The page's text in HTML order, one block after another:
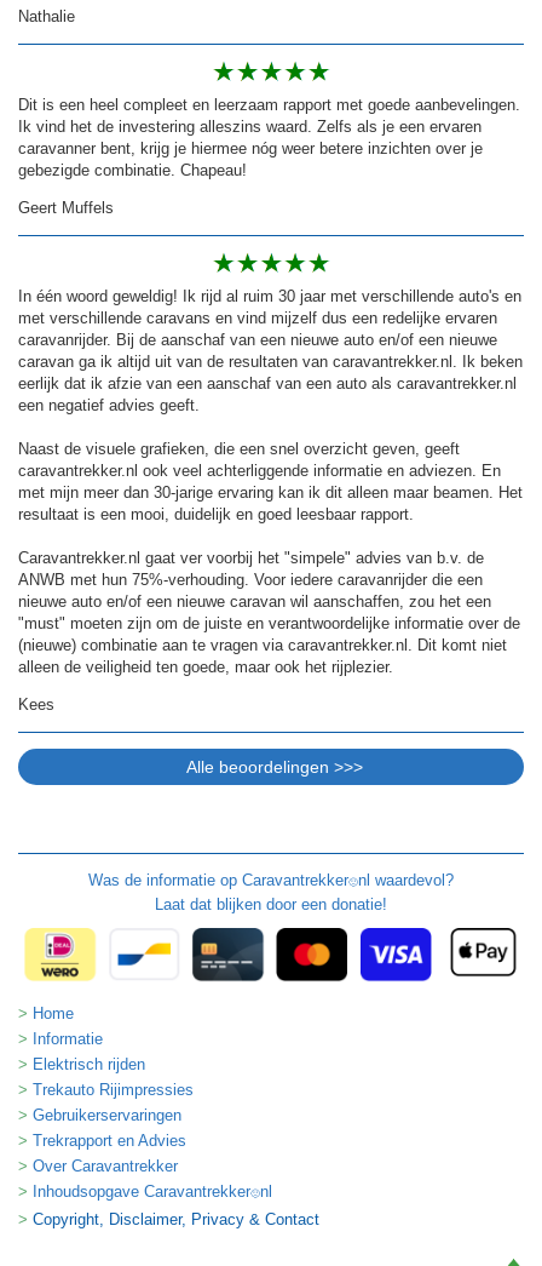
Nathalie
Dit is een heel compleet en leerzaam rapport met goede aanbevelingen.
Ik vind het de investering alleszins waard. Zelfs als je een ervaren
caravanner bent, krijg je hiermee nóg weer betere inzichten over je
gebezigde combinatie. Chapeau!
Geert Muffels
In één woord geweldig! Ik rijd al ruim 30 jaar met verschillende auto's en
met verschillende caravans en vind mijzelf dus een redelijke ervaren
caravanrijder. Bij de aanschaf van een nieuwe auto en/of een nieuwe
caravan ga ik altijd uit van de resultaten van caravantrekker.nl. Ik beken
eerlijk dat ik afzie van een aanschaf van een auto als caravantrekker.nl
een negatief advies geeft.
Naast de visuele grafieken, die een snel overzicht geven, geeft
caravantrekker.nl ook veel achterliggende informatie en adviezen. En
met mijn meer dan 30-jarige ervaring kan ik dit alleen maar beamen. Het
resultaat is een mooi, duidelijk en goed leesbaar rapport.
Caravantrekker.nl gaat ver voorbij het "simpele" advies van b.v. de
ANWB met hun 75%-verhouding. Voor iedere caravanrijder die een
nieuwe auto en/of een nieuwe caravan wil aanschaffen, zou het een
"must" moeten zijn om de juiste en verantwoordelijke informatie over de
(nieuwe) combinatie aan te vragen via caravantrekker.nl. Dit komt niet
alleen de veiligheid ten goede, maar ook het rijplezier.
Kees
Was de informatie op Caravantrekker🙂nl waardevol?
Laat dat blijken door een donatie!
Home
Informatie
Elektrisch rijden
Trekauto Rijimpressies
Gebruikerservaringen
Trekrapport en Advies
Over Caravantrekker
Inhoudsopgave Caravantrekker🙂nl
Copyright, Disclaimer, Privacy & Contact